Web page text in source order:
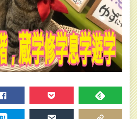
POCKET FEEDLY